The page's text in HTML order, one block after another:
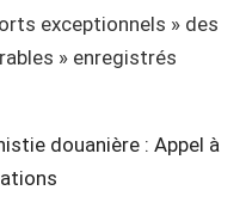
exceptionnels » des
» enregistrés
douanière : Appel à